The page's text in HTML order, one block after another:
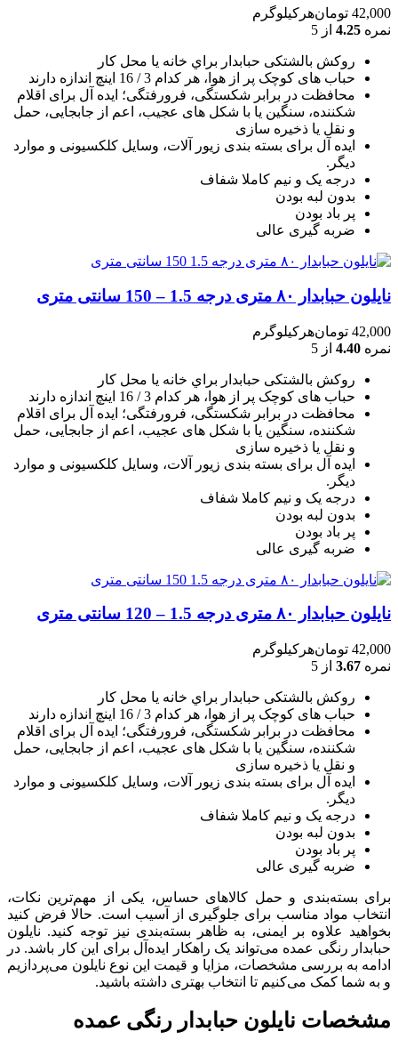
42,000 تومانهرکیلوگرم
نمره 4.25 از 5
روکش بالشتکی حبابدار براي خانه يا محل کار
حباب های کوچک پر از هوا، هر کدام 3 / 16 اينچ اندازه دارند
محافظت در برابر شکستگی، فرورفتگی؛ ايده آل برای اقلام
شکننده، سنگين يا با شکل های عجيب، اعم از جابجايی، حمل
و نقل يا ذخيره سازی
ایده آل برای بسته بندی زیور آلات، وسایل کلکسیونی و موارد
دیگر.
درجه یک و نیم کاملا شفاف
بدون لبه بودن
پر باد بودن
ضربه گیری عالی
نایلون حبابدار ۸۰ متری درجه 1.5 – 150 سانتی متری
42,000 تومانهرکیلوگرم
نمره 4.40 از 5
روکش بالشتکی حبابدار براي خانه يا محل کار
حباب های کوچک پر از هوا، هر کدام 3 / 16 اينچ اندازه دارند
محافظت در برابر شکستگی، فرورفتگی؛ ايده آل برای اقلام
شکننده، سنگين يا با شکل های عجيب، اعم از جابجايی، حمل
و نقل يا ذخيره سازی
ایده آل برای بسته بندی زیور آلات، وسایل کلکسیونی و موارد
دیگر.
درجه یک و نیم کاملا شفاف
بدون لبه بودن
پر باد بودن
ضربه گیری عالی
نایلون حبابدار ۸۰ متری درجه 1.5 – 120 سانتی متری
42,000 تومانهرکیلوگرم
نمره 3.67 از 5
روکش بالشتکی حبابدار براي خانه يا محل کار
حباب های کوچک پر از هوا، هر کدام 3 / 16 اينچ اندازه دارند
محافظت در برابر شکستگی، فرورفتگی؛ ايده آل برای اقلام
شکننده، سنگين يا با شکل های عجيب، اعم از جابجايی، حمل
و نقل يا ذخيره سازی
ایده آل برای بسته بندی زیور آلات، وسایل کلکسیونی و موارد
دیگر.
درجه یک و نیم کاملا شفاف
بدون لبه بودن
پر باد بودن
ضربه گیری عالی
برای بسته‌بندی و حمل کالاهای حساس، یکی از مهم‌ترین نکات،
انتخاب مواد مناسب برای جلوگیری از آسیب است. حالا فرض کنید
بخواهید علاوه بر ایمنی، به ظاهر بسته‌بندی نیز توجه کنید. نایلون
حبابدار رنگی عمده می‌تواند یک راهکار ایده‌آل برای این کار باشد. در
ادامه به بررسی مشخصات، مزایا و قیمت این نوع نایلون می‌پردازیم
و به شما کمک می‌کنیم تا انتخاب بهتری داشته باشید.
مشخصات نایلون حبابدار رنگی عمده